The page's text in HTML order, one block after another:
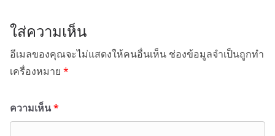
ใส่ความเห็น
อีเมลของคุณจะไม่แสดงให้คนอื่นเห็น ช่องข้อมูลจำเป็นถูกทำ
เครื่องหมาย *
ความเห็น*